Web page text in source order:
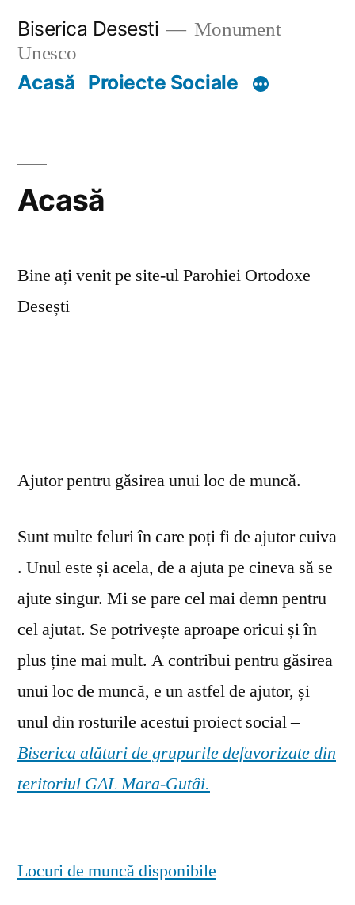
content
Biserica Desesti
Monument
Unesco
Acasă Proiecte Sociale
Acasă
Bine ați venit pe site-ul Parohiei Ortodoxe
Desești
Ajutor pentru găsirea unui loc de muncă.
Sunt multe feluri în care poți fi de ajutor cuiva
. Unul este și acela, de a ajuta pe cineva să se
ajute singur. Mi se pare cel mai demn pentru
cel ajutat. Se potrivește aproape oricui și în
plus ține mai mult. A contribui pentru găsirea
unui loc de muncă, e un astfel de ajutor, și
unul din rosturile acestui proiect social –
Biserica alături de grupurile defavorizate din
teritoriul GAL Mara-Gutâi.
Locuri de muncă disponibile